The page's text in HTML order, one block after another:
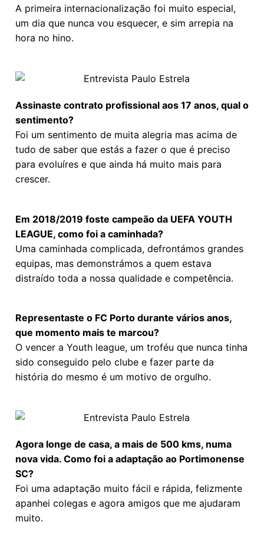
A primeira internacionalização foi muito especial,
um dia que nunca vou esquecer, e sim arrepia na
hora no hino.
Assinaste contrato profissional aos 17 anos, qual o
sentimento?
Foi um sentimento de muita alegria mas acima de
tudo de saber que estás a fazer o que é preciso
para evoluíres e que ainda há muito mais para
crescer.
Em 2018/2019 foste campeão da UEFA YOUTH
LEAGUE, como foi a caminhada?
Uma caminhada complicada, defrontámos grandes
equipas, mas demonstrámos a quem estava
distraído toda a nossa qualidade e competência.
Representaste o FC Porto durante vários anos,
que momento mais te marcou?
O vencer a Youth league, um troféu que nunca tinha
sido conseguido pelo clube e fazer parte da
história do mesmo é um motivo de orgulho.
Agora longe de casa, a mais de 500 kms, numa
nova vida. Como foi a adaptação ao Portimonense
SC?
Foi uma adaptação muito fácil e rápida, felizmente
apanhei colegas e agora amigos que me ajudaram
muito.